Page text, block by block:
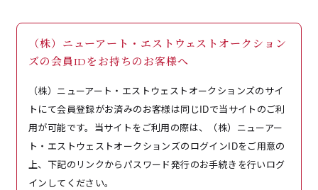
（株）ニューアート・エストウェストオークション
ズの会員IDをお持ちのお客様へ
（株）ニューアート・エストウェストオークションズのサイ
トにて会員登録がお済みのお客様は同じIDで当サイトのご利
用が可能です。当サイトをご利用の際は、（株）ニューアー
ト・エストウェストオークションズのログインIDをご用意の
上、下記のリンクからパスワード発行のお手続きを行いログ
インしてください。